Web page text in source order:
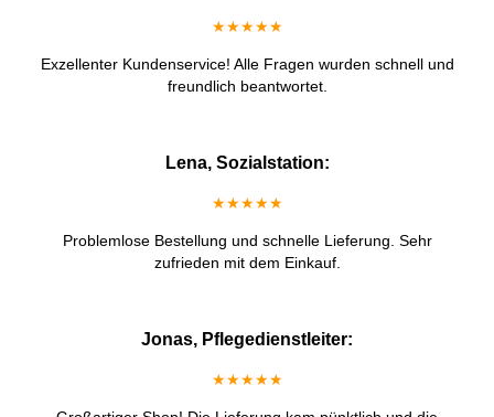
★★★★★
Exzellenter Kundenservice! Alle Fragen wurden schnell und
freundlich beantwortet.
Lena, Sozialstation:
★★★★★
Problemlose Bestellung und schnelle Lieferung. Sehr
zufrieden mit dem Einkauf.
Jonas, Pflegedienstleiter:
★★★★★